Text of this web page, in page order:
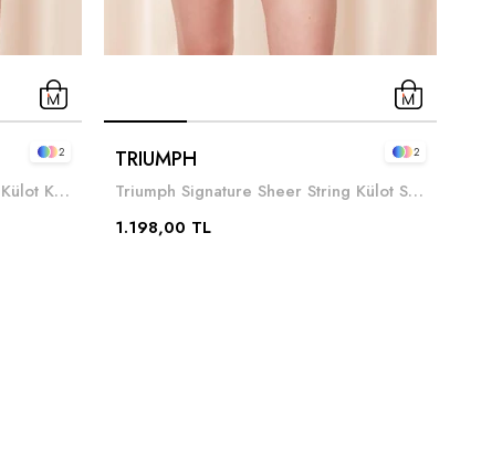
Triumph Signature Sheer String Külot Kahverengi
2 TRIUMPH
Triumph Signature Sheer String Külot Siyah
1.198,00 TL
2